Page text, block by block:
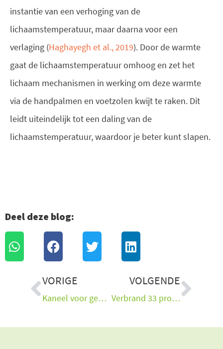
instantie van een verhoging van de
lichaamstemperatuur, maar daarna voor een
verlaging (Haghayegh et al., 2019). Door de warmte
gaat de lichaamstemperatuur omhoog en zet het
lichaam mechanismen in werking om deze warmte
via de handpalmen en voetzolen kwijt te raken. Dit
leidt uiteindelijk tot een daling van de
lichaamstemperatuur, waardoor je beter kunt slapen.
Deel deze blog:
Vorige
VORIGE
Kaneel voor gewichtsverlies, meer energie én een betere stemming
VOLGENDE
Verbrand 33 procent meer vet met deze gouden tip